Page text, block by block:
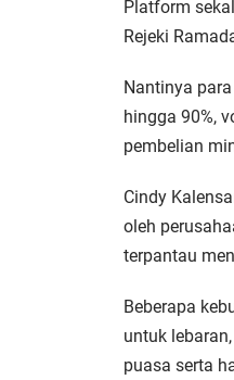
Platform
Rejeki
Nantinya
hingga 90%,
pembelian
Cindy
oleh
terpantau
Beberapa
untuk
puasa serta